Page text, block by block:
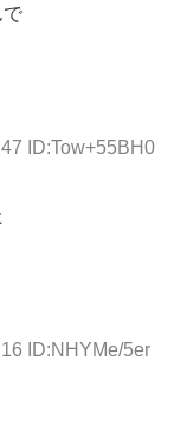
で
ID:Tow+55BH0
ID:NHYMe/5er